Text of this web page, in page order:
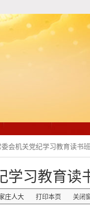
会机关党纪学习教育读书
学习教育读
庄人大 打印本页 关闭